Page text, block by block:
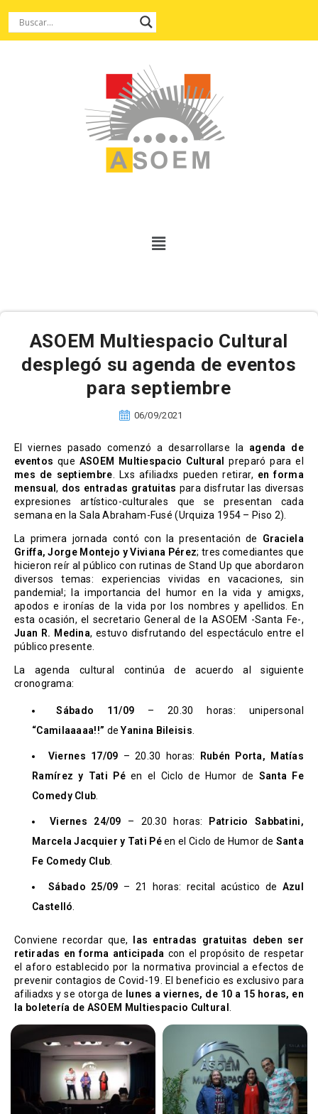
ASOEM Multiespacio Cultural
desplegó su agenda de eventos
para septiembre
06/09/2021
El viernes pasado comenzó a desarrollarse la agenda de
eventos que ASOEM Multiespacio Cultural
preparó para el
mes de septiembre. Lxs afiliadxs pueden retirar, en forma
mensual, dos entradas gratuitas para disfrutar las diversas
expresiones artístico-culturales que se presentan cada
semana en la Sala Abraham-Fusé (Urquiza 1954 – Piso 2).
La primera jornada contó con la presentación de
Graciela
Griffa, Jorge Montejo y Viviana Pérez; tres comediantes que
hicieron reír al público con rutinas de Stand Up que abordaron
diversos temas: experiencias vividas en vacaciones, sin
pandemia!; la importancia del humor en la vida y amigxs,
apodos e ironías de la vida por los nombres y apellidos. En
esta ocasión, el secretario General de la ASOEM -Santa Fe-,
Juan R. Medina, estuvo disfrutando del espectáculo entre el
público presente.
La agenda cultural continúa de acuerdo al siguiente
cronograma:
Sábado 11/09 – 20.30 horas: unipersonal
“Camilaaaaa!!” deYanina Bileisis.
Viernes 17/09 – 20.30 horas:
Rubén Porta, Matías
Ramírez y Tati Péen el Ciclo de Humor de Santa Fe
Comedy Club.
Viernes 24/09 – 20.30 horas:
Patricio Sabbatini,
Marcela Jacquier y Tati Péen el Ciclo de Humor de Santa
Fe Comedy Club.
Sábado 25/09 – 21 horas: recital acústico de Azul
Castelló.
Conviene recordar que,
las entradas gratuitas deben ser
retiradas en forma anticipada con el propósito de respetar
el aforo establecido por la normativa provincial a efectos de
prevenir contagios de Covid-19. El beneficio es exclusivo para
afiliadxs y se otorga de
lunes a viernes, de 10 a 15 horas, en
la boletería de ASOEM Multiespacio Cultural .